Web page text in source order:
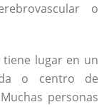
o
lugar en un
o centro de
personas